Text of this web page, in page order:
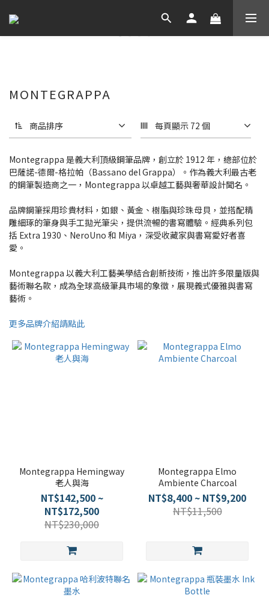
MONTEGRAPPA
商品排序 每頁顯示 72 個
Montegrappa 是義大利頂級鋼筆品牌，創立於 1912 年，總部位於
巴薩諾-德爾-格拉帕（Bassano del Grappa）。作為義大利最古老
的鋼筆製造商之一，Montegrappa 以卓越工藝與奢華設計聞名。
品牌鋼筆採用珍貴材料，如銀、黃金、樹脂與珍珠母貝，並搭配精
雕細琢的筆身與手工拋光筆尖，提供流暢的書寫體驗。經典系列包
括 Extra 1930、NeroUno 和 Miya，深受收藏家與書寫愛好者喜
愛。
Montegrappa 以義大利工藝美學結合創新技術，推出許多限量版與
藝術聯名款，成為全球高級筆具市場的象徵，展現義式優雅與書寫
藝術。
更多品牌介紹請點此
Montegrappa Hemingway
老人與海
NT$142,500 ~
NT$172,500
NT$230,000
Montegrappa Elmo
Ambiente Charcoal
NT$8,400 ~ NT$9,200
NT$11,500